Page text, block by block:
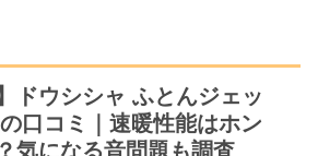
ドウシシャ ふとんジェッ
口コミ｜速暖性能はホン
気になる音問題も調査